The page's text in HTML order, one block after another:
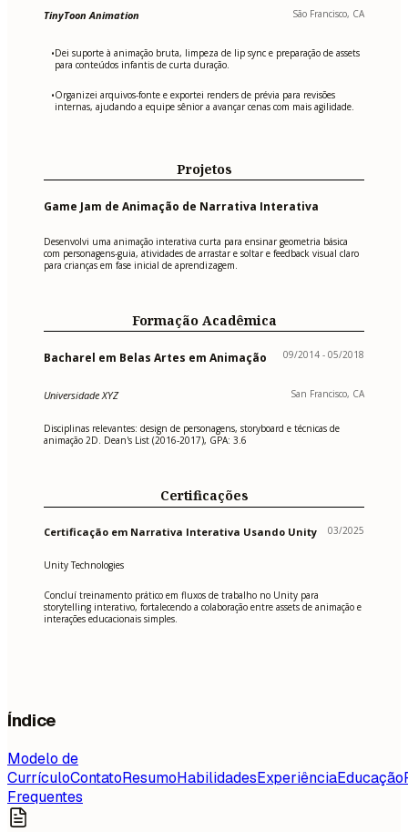
TinyToon Animation São Francisco, CA
•Dei suporte à animação bruta, limpeza de lip sync e preparação de assets
para conteúdos infantis de curta duração.
•Organizei arquivos-fonte e exportei renders de prévia para revisões
internas, ajudando a equipe sênior a avançar cenas com mais agilidade.
Projetos
Game Jam de Animação de Narrativa Interativa
Desenvolvi uma animação interativa curta para ensinar geometria básica
com personagens-guia, atividades de arrastar e soltar e feedback visual claro
para crianças em fase inicial de aprendizagem.
Formação Acadêmica
Bacharel em Belas Artes em Animação 09/2014 - 05/2018
Universidade XYZ San Francisco, CA
Disciplinas relevantes: design de personagens, storyboard e técnicas de
animação 2D. Dean's List (2016-2017), GPA: 3.6
Certificações
Certificação em Narrativa Interativa Usando Unity 03/2025
Unity Technologies
Concluí treinamento prático em fluxos de trabalho no Unity para
storytelling interativo, fortalecendo a colaboração entre assets de animação e
interações educacionais simples.
Índice
Modelo de
CurrículoContatoResumoHabilidadesExperiênciaEducação
Frequentes